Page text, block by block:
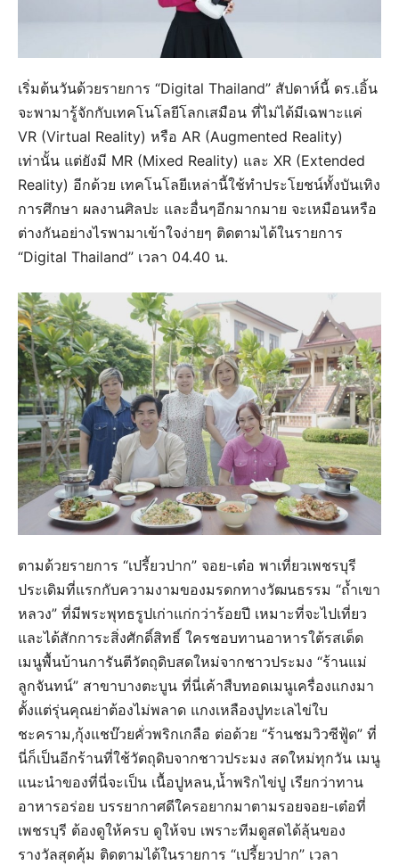
เริ่มต้นวันด้วยรายการ “Digital Thailand” สัปดาห์นี้ ดร.เอิ้น
จะพามารู้จักกับเทคโนโลยีโลกเสมือน ที่ไม่ได้มีเฉพาะแค่
VR (Virtual Reality) หรือ AR (Augmented Reality)
เท่านั้น แต่ยังมี MR (Mixed Reality) และ XR (Extended
Reality) อีกด้วย เทคโนโลยีเหล่านี้ใช้ทำประโยชน์ทั้งบันเทิง
การศึกษา ผลงานศิลปะ และอื่นๆอีกมากมาย จะเหมือนหรือ
ต่างกันอย่างไรพามาเข้าใจง่ายๆ ติดตามได้ในรายการ
“Digital Thailand” เวลา 04.40 น.
ตามด้วยรายการ “เปรี้ยวปาก” จอย-เต๋อ พาเที่ยวเพชรบุรี
ประเดิมที่แรกกับความงามของมรดกทางวัฒนธรรม “ถ้ำเขา
หลวง” ที่มีพระพุทธรูปเก่าแก่กว่าร้อยปี เหมาะที่จะไปเที่ยว
และได้สักการะสิ่งศักดิ์สิทธิ์ ใครชอบทานอาหารใต้รสเด็ด
เมนูพื้นบ้านการันตีวัตถุดิบสดใหม่จากชาวประมง “ร้านแม่
ลูกจันทน์” สาขาบางตะบูน ที่นี่เค้าสืบทอดเมนูเครื่องแกงมา
ตั้งแต่รุ่นคุณย่าต้องไม่พลาด แกงเหลืองปูทะเลไข่ใบ
ชะคราม,กุ้งแชบ๊วยคั่วพริกเกลือ ต่อด้วย “ร้านชมวิวซีฟู้ด” ที่
นี่ก็เป็นอีกร้านที่ใช้วัตถุดิบจากชาวประมง สดใหม่ทุกวัน เมนู
แนะนำของที่นี่จะเป็น เนื้อปูหลน,น้ำพริกไข่ปู เรียกว่าทาน
อาหารอร่อย บรรยากาศดีใครอยากมาตามรอยจอย-เต๋อที่
เพชรบุรี ต้องดูให้ครบ ดูให้จบ เพราะทีมดูสดได้ลุ้นของ
รางวัลสุดคุ้ม ติดตามได้ในรายการ “เปรี้ยวปาก” เวลา